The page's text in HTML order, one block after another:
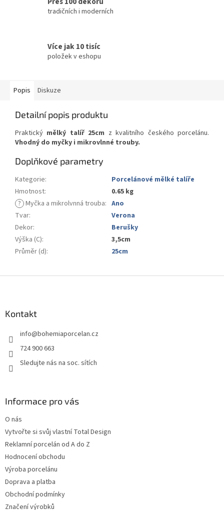
tradičních i moderních
Více jak 10 tisíc
položek v eshopu
Popis Diskuze
Detailní popis produktu
Praktický mělký talíř 25cm z kvalitního českého porcelánu.
Vhodný do myčky i mikrovlnné trouby.
Doplňkové parametry
Kategorie:
Porcelánové mělké talíře
Hmotnost:
0.65 kg
? Myčka a mikrolvnná trouba: Ano
Tvar:
Verona
Dekor:
Berušky
Výška (C):
3,5cm
Průměr (d): 25cm
Kontakt
info@bohemiaporcelan.cz
724 900 663
Sledujte nás na soc. sítích
Informace pro vás
O nás
Vytvořte si svůj vlastní Total Design
Reklamní porcelán od A do Z
Hodnocení obchodu
Výroba porcelánu
Doprava a platba
Obchodní podmínky
Značení výrobků